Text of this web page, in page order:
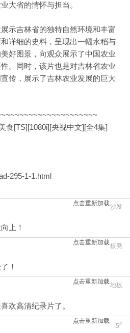
大省的情怀与担当。
示吉林省的独特自然环境和丰富
详细的史料，呈现出一幅水稻与
好图景，向观众展示了中国农业
。同时，该片也是对吉林省农业
传，展示了吉林农业发展的巨大
食[TS][1080i][央视中文][全4集]
295-1-1.html
点击重新加载沙发
上！
点击重新加载板凳
！
点击重新加载地板
欢高清纪录片了。
点击重新加载
5#